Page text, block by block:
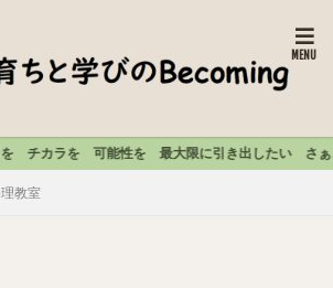
ラを 可能性を 最大限に引き出したい さぁ、自分
教室